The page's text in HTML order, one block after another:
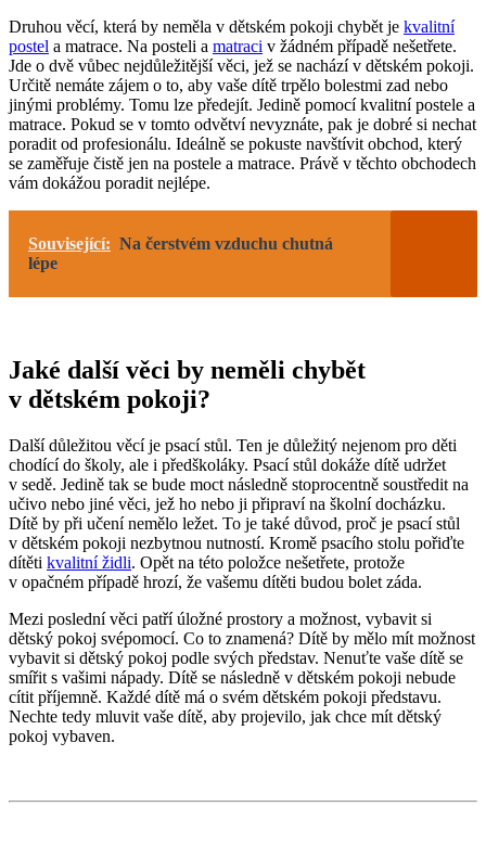
Druhou věcí, která by neměla v dětském pokoji chybět je kvalitní
postel a matrace. Na posteli a matraci v žádném případě nešetřete.
Jde o dvě vůbec nejdůležitější věci, jež se nachází v dětském pokoji.
Určitě nemáte zájem o to, aby vaše dítě trpělo bolestmi zad nebo
jinými problémy. Tomu lze předejít. Jedině pomocí kvalitní postele a
matrace. Pokud se v tomto odvětví nevyznáte, pak je dobré si nechat
poradit od profesionálu. Ideálně se pokuste navštívit obchod, který
se zaměřuje čistě jen na postele a matrace. Právě v těchto obchodech
vám dokážou poradit nejlépe.
Související: Na čerstvém vzduchu chutná
lépe
Jaké další věci by neměli chybět
v dětském pokoji?
Další důležitou věcí je psací stůl. Ten je důležitý nejenom pro děti
chodící do školy, ale i předškoláky. Psací stůl dokáže dítě udržet
v sedě. Jedině tak se bude moct následně stoprocentně soustředit na
učivo nebo jiné věci, jež ho nebo ji připraví na školní docházku.
Dítě by při učení nemělo ležet. To je také důvod, proč je psací stůl
v dětském pokoji nezbytnou nutností. Kromě psacího stolu pořiďte
dítěti kvalitní židli. Opět na této položce nešetřete, protože
v opačném případě hrozí, že vašemu dítěti budou bolet záda.
Mezi poslední věci patří úložné prostory a možnost, vybavit si
dětský pokoj svépomocí. Co to znamená? Dítě by mělo mít možnost
vybavit si dětský pokoj podle svých představ. Nenuťte vaše dítě se
smířit s vašimi nápady. Dítě se následně v dětském pokoji nebude
cítit příjemně. Každé dítě má o svém dětském pokoji představu.
Nechte tedy mluvit vaše dítě, aby projevilo, jak chce mít dětský
pokoj vybaven.